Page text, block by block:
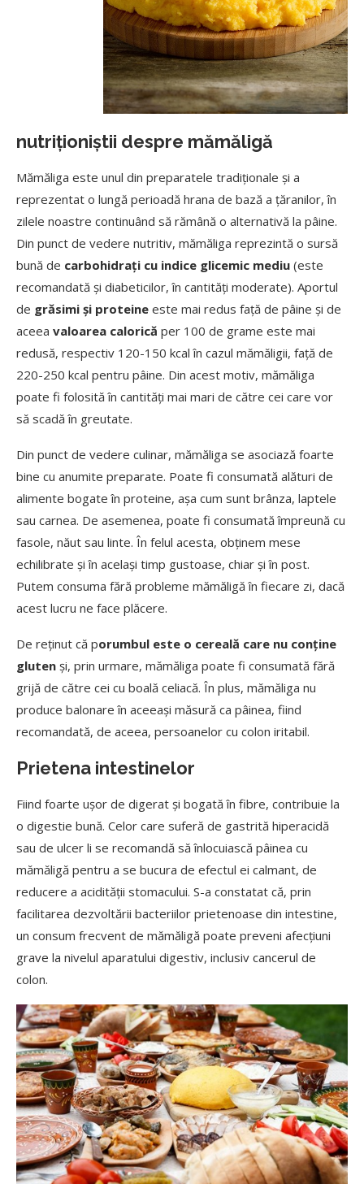
nutriționiștii despre mămăligă
Mămăliga este unul din preparatele tradiționale și a
reprezentat o lungă perioadă hrana de bază a țăranilor, în
zilele noastre continuând să rămână o alternativă la pâine.
Din punct de vedere nutritiv, mămăliga reprezintă o sursă
bună de carbohidrați cu indice glicemic mediu (este
recomandată și diabeticilor, în cantități moderate). Aportul
de grăsimi și proteine este mai redus față de pâine și de
aceea valoarea calorică per 100 de grame este mai
redusă, respectiv 120-150 kcal în cazul mămăligii, față de
220-250 kcal pentru pâine. Din acest motiv, mămăliga
poate fi folosită în cantități mai mari de către cei care vor
să scadă în greutate.
Din punct de vedere culinar, mămăliga se asociază foarte
bine cu anumite preparate. Poate fi consumată alături de
alimente bogate în proteine, așa cum sunt brânza, laptele
sau carnea. De asemenea, poate fi consumată împreună cu
fasole, năut sau linte. În felul acesta, obținem mese
echilibrate și în același timp gustoase, chiar și în post.
Putem consuma fără probleme mămăligă în fiecare zi, dacă
acest lucru ne face plăcere.
De reținut că porumbul este o cereală care nu conține
gluten și, prin urmare, mămăliga poate fi consumată fără
grijă de către cei cu boală celiacă. În plus, mămăliga nu
produce balonare în aceeași măsură ca pâinea, fiind
recomandată, de aceea, persoanelor cu colon iritabil.
Prietena intestinelor
Fiind foarte ușor de digerat și bogată în fibre, contribuie la
o digestie bună. Celor care suferă de gastrită hiperacidă
sau de ulcer li se recomandă să înlocuiască pâinea cu
mămăligă pentru a se bucura de efectul ei calmant, de
reducere a acidităţii stomacului. S-a constatat că, prin
facilitarea dezvoltării bacteriilor prietenoase din intestine,
un consum frecvent de mămăligă poate preveni afecţiuni
grave la nivelul aparatului digestiv, inclusiv cancerul de
colon.